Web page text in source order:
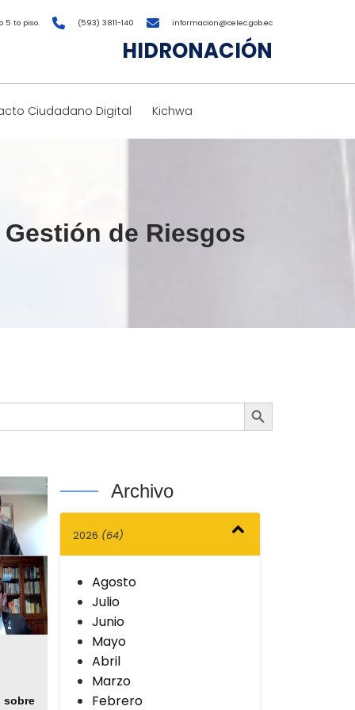
5 to piso. (593) 3811-140 informacion@celec.gob.ec
HIDRONACIÓN
Ciudadano Digital Kichwa
de Riesgos
Botón de búsqueda
Archivo
2026 (64)
Agosto
Julio
Junio
Mayo
Abril
Marzo
Febrero